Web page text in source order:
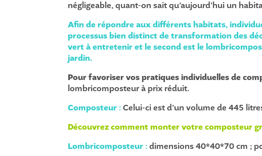
négligeable, quant-on sait qu’aujourd’hui un
Afin de répondre aux différents habitats,
processus bien distinct de transformation des
vert à entretenir et le second est le
jardin.
Pour favoriser vos pratiques individuelles de
lombricomposteur à prix réduit.
Composteur :Celui-ci est d’un volume de 445
Découvrez comment monter votre composteur
Lombricomposteur :dimensions 40*40*70 cm ;